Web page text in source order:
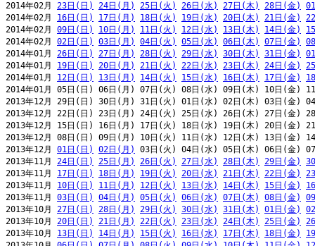
2014年02月 23日(日) 24日(月) 25日(火) 26日(水) 27日(木) 28日(金)
2014年02月 16日(日) 17日(月) 18日(火) 19日(水) 20日(木) 21日(金)
2014年02月 09日(日) 10日(月) 11日(火) 12日(水) 13日(木) 14日(金)
2014年02月 02日(日) 03日(月) 04日(火) 05日(水) 06日(木) 07日(金)
2014年01月 26日(日) 27日(月) 28日(火) 29日(水) 30日(木) 31日(金)
2014年01月 19日(日) 20日(月) 21日(火) 22日(水) 23日(木) 24日(金)
2014年01月 12日(日) 13日(月) 14日(火) 15日(水) 16日(木) 17日(金)
2014年01月 05日(日) 06日(月) 07日(火) 08日(水) 09日(木) 10日(金)
2013年12月 29日(日) 30日(月) 31日(火) 01日(水) 02日(木) 03日(金)
2013年12月 22日(日) 23日(月) 24日(火) 25日(水) 26日(木) 27日(金)
2013年12月 15日(日) 16日(月) 17日(火) 18日(水) 19日(木) 20日(金)
2013年12月 08日(日) 09日(月) 10日(火) 11日(水) 12日(木) 13日(金)
2013年12月 01日(日) 02日(月)
03日(火) 04日(水) 05日(木) 06日(金)
2013年11月 24日(日) 25日(月) 26日(火) 27日(水) 28日(木) 29日(金)
2013年11月 17日(日) 18日(月) 19日(火) 20日(水) 21日(木) 22日(金)
2013年11月 10日(日) 11日(月) 12日(火) 13日(水) 14日(木) 15日(金)
2013年11月 03日(日) 04日(月) 05日(火) 06日(水) 07日(木) 08日(金)
2013年10月 27日(日) 28日(月) 29日(火) 30日(水) 31日(木) 01日(金)
2013年10月 20日(日) 21日(月) 22日(火) 23日(水) 24日(木) 25日(金)
2013年10月 13日(日) 14日(月) 15日(火) 16日(水) 17日(木) 18日(金)